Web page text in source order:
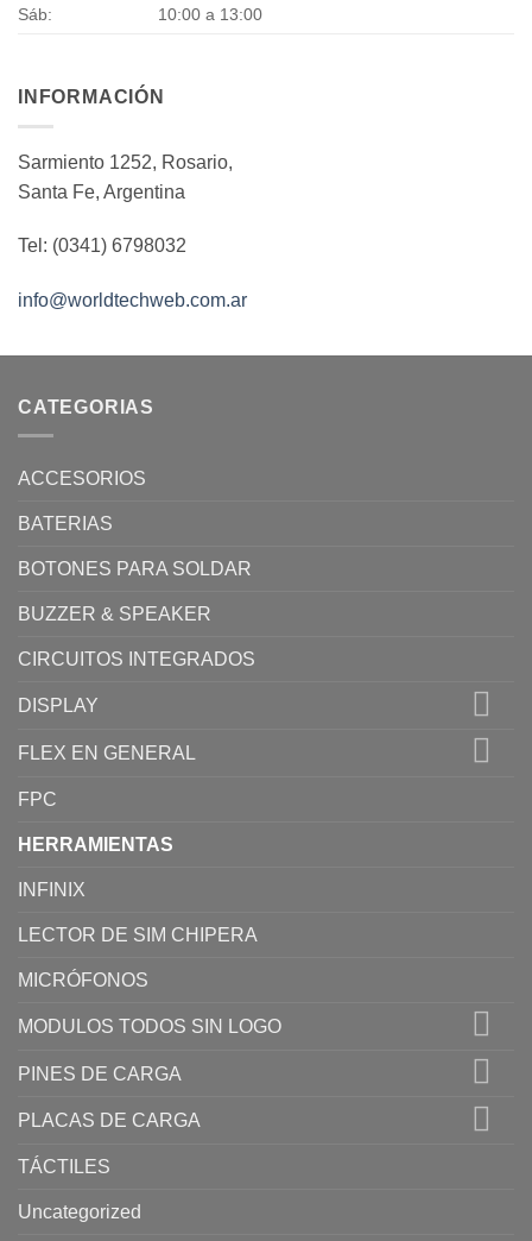
Sáb: 10:00 a 13:00
INFORMACIÓN
Sarmiento 1252, Rosario,
Santa Fe, Argentina
Tel: (0341) 6798032
info@worldtechweb.com.ar
CATEGORIAS
ACCESORIOS
BATERIAS
BOTONES PARA SOLDAR
BUZZER & SPEAKER
CIRCUITOS INTEGRADOS
DISPLAY
FLEX EN GENERAL
FPC
HERRAMIENTAS
INFINIX
LECTOR DE SIM CHIPERA
MICRÓFONOS
MODULOS TODOS SIN LOGO
PINES DE CARGA
PLACAS DE CARGA
TÁCTILES
Uncategorized